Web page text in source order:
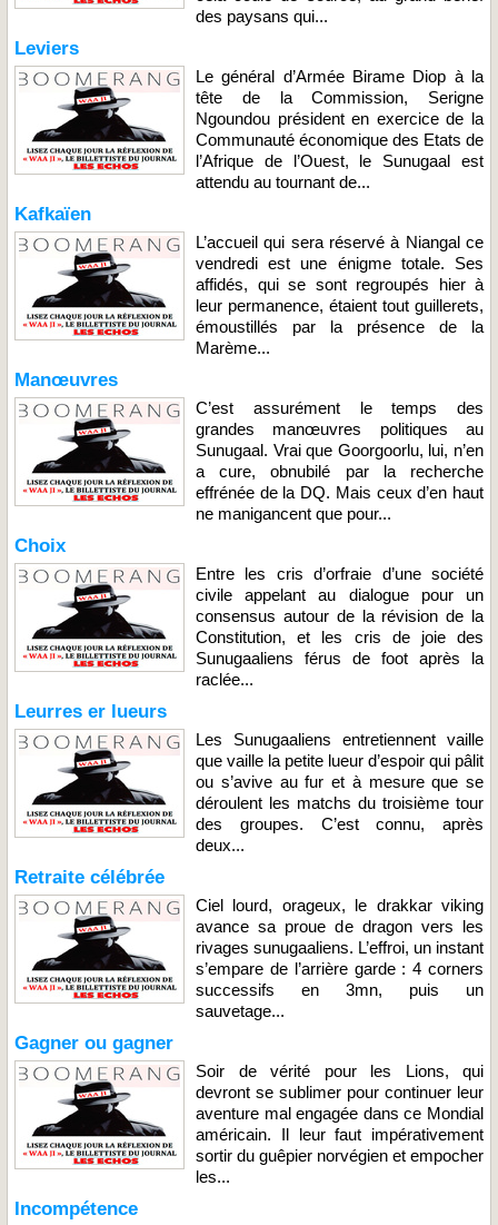
des paysans qui...
Leviers
Le général d’Armée Birame Diop à la
tête de la Commission, Serigne
Ngoundou président en exercice de la
Communauté économique des Etats de
l’Afrique de l’Ouest, le Sunugaal est
attendu au tournant de...
Kafkaïen
L’accueil qui sera réservé à Niangal ce
vendredi est une énigme totale. Ses
affidés, qui se sont regroupés hier à
leur permanence, étaient tout guillerets,
émoustillés par la présence de la
Marème...
Manœuvres
C’est assurément le temps des
grandes manœuvres politiques au
Sunugaal. Vrai que Goorgoorlu, lui, n’en
a cure, obnubilé par la recherche
effrénée de la DQ. Mais ceux d’en haut
ne manigancent que pour...
Choix
Entre les cris d’orfraie d’une société
civile appelant au dialogue pour un
consensus autour de la révision de la
Constitution, et les cris de joie des
Sunugaaliens férus de foot après la
raclée...
Leurres er lueurs
Les Sunugaaliens entretiennent vaille
que vaille la petite lueur d’espoir qui pâlit
ou s’avive au fur et à mesure que se
déroulent les matchs du troisième tour
des groupes. C’est connu, après
deux...
Retraite célébrée
Ciel lourd, orageux, le drakkar viking
avance sa proue de dragon vers les
rivages sunugaaliens. L’effroi, un instant
s’empare de l’arrière garde : 4 corners
successifs en 3mn, puis un
sauvetage...
Gagner ou gagner
Soir de vérité pour les Lions, qui
devront se sublimer pour continuer leur
aventure mal engagée dans ce Mondial
américain. Il leur faut impérativement
sortir du guêpier norvégien et empocher
les...
Incompétence